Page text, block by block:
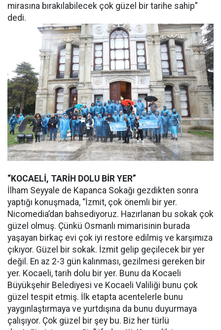
mirasına bırakılabilecek çok güzel bir tarihe sahip”
dedi.
“KOCAELİ, TARİH DOLU BİR YER”
İlham Seyyale de Kapanca Sokağı gezdikten sonra
yaptığı konuşmada, “İzmit, çok önemli bir yer.
Nicomedia’dan bahsediyoruz. Hazırlanan bu sokak çok
güzel olmuş. Çünkü Osmanlı mimarisinin burada
yaşayan birkaç evi çok iyi restore edilmiş ve karşımıza
çıkıyor. Güzel bir sokak. İzmit gelip geçilecek bir yer
değil. En az 2-3 gün kalınması, gezilmesi gereken bir
yer. Kocaeli, tarih dolu bir yer. Bunu da Kocaeli
Büyükşehir Belediyesi ve Kocaeli Valiliği bunu çok
güzel tespit etmiş. İlk etapta acentelerle bunu
yaygınlaştırmaya ve yurtdışına da bunu duyurmaya
çalışıyor. Çok güzel bir şey bu. Biz her türlü